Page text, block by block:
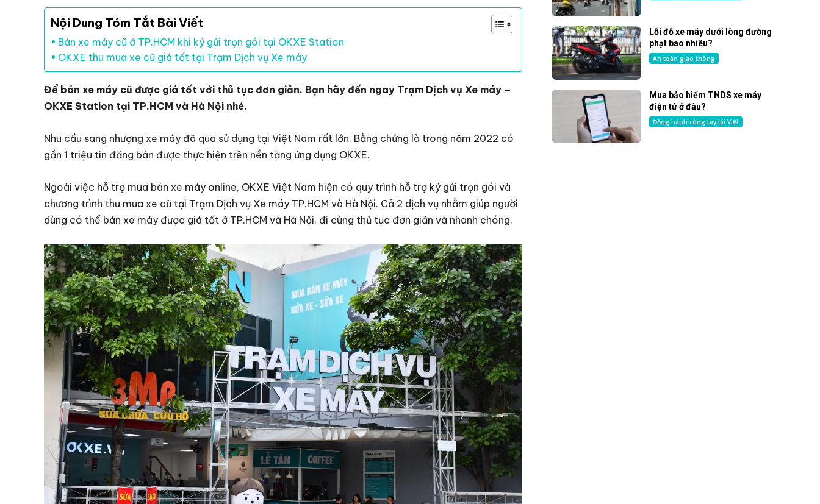
Nội Dung Tóm Tắt Bài Viết
Bán xe máy cũ ở TP.HCM khi ký gửi trọn gói tại OKXE Station
OKXE thu mua xe cũ giá tốt tại Trạm Dịch vụ Xe máy
Để bán xe máy cũ được giá tốt với thủ tục đơn giản. Bạn hãy đến ngay Trạm Dịch vụ Xe máy –
OKXE Station tại TP.HCM và Hà Nội nhé.
Nhu cầu sang nhượng xe máy đã qua sử dụng tại Việt Nam rất lớn. Bằng chứng là trong năm 2022 có
gần 1 triệu tin đăng bán được thực hiện trên nền tảng ứng dụng OKXE.
Ngoài việc hỗ trợ mua bán xe máy online, OKXE Việt Nam hiện có quy trình hỗ trợ ký gửi trọn gói và
chương trình thu mua xe cũ tại Trạm Dịch vụ Xe máy TP.HCM và Hà Nội. Cả 2 dịch vụ nhằm giúp người
dùng có thể bán xe máy được giá tốt ở TP.HCM và Hà Nội, đi cùng thủ tục đơn giản và nhanh chóng.
Lỗi đỗ xe máy dưới lòng đường
phạt bao nhiêu?
An toàn giao thông
Mua bảo hiểm TNDS xe máy
điện tử ở đâu?
Đồng hành cùng tay lái Việt